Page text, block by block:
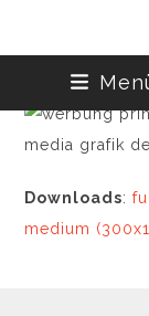
Downloads:
medium